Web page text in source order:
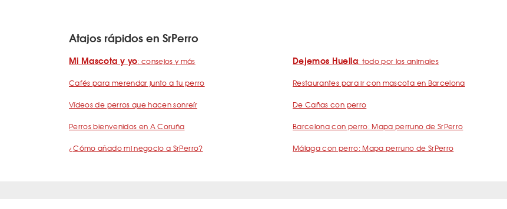
Atajos rápidos en SrPerro
Mi Mascota y yo: consejos y más
Cafés para merendar junto a tu perro
Vídeos de perros que hacen sonreír
Perros bienvenidos en A Coruña
¿Cómo añado mi negocio a SrPerro?
Dejemos Huella: todo por los animales
Restaurantes para ir con mascota en Barcelona
De Cañas con perro
Barcelona con perro: Mapa perruno de SrPerro
Málaga con perro: Mapa perruno de SrPerro